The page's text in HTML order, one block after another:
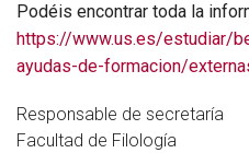
Podéis encontrar toda la
https://www.us.es/estudiar/
ayudas-de-formacion/
Responsable de secretaría
Facultad de Filología